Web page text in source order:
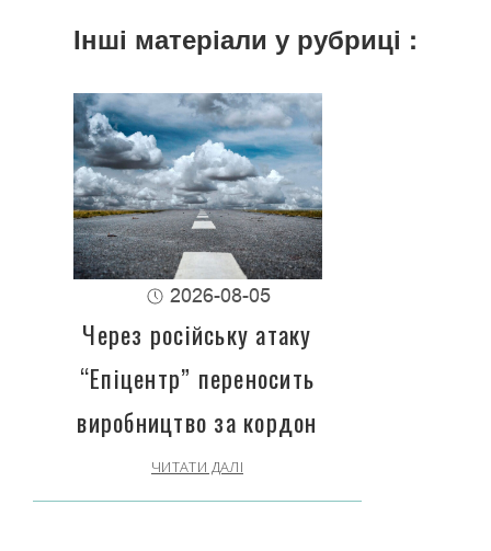
Інші матеріали у рубриці :
2026-08-05
Через російську атаку
“Епіцентр” переносить
виробництво за кордон
ЧИТАТИ ДАЛІ